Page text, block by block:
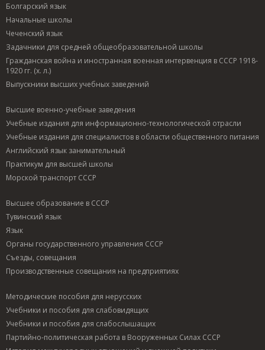
Болгарский язык
Начальные школы
Чеченский язык
Задачники для средней общеобразовательной школы
Гражданская война и иностранная военная интервенция в СССР 1918-
1920 гг. (х. л.)
Выпускники высших учебных заведений
Высшие военно-учебные заведения
Учебные издания для информационно-технологической отрасли
Учебные издания для специалистов в области общественного питания
Английский язык занимательный
Практикум для высшей школы
Морской транспорт СССР
Высшее образование в СССР
Тувинский язык
Язык
Органы государственного управления СССР
Съезды, совещания
Производственные совещания на предприятиях
Методические пособия для нерусских
Учебники и пособия для слабовидящих
Учебники и пособия для слабослышащих
Партийно-политическая работа в Вооруженных Силах СССР